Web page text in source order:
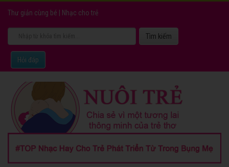
Thư giản cùng bé Nhạc cho trẻ
Hỏi đáp